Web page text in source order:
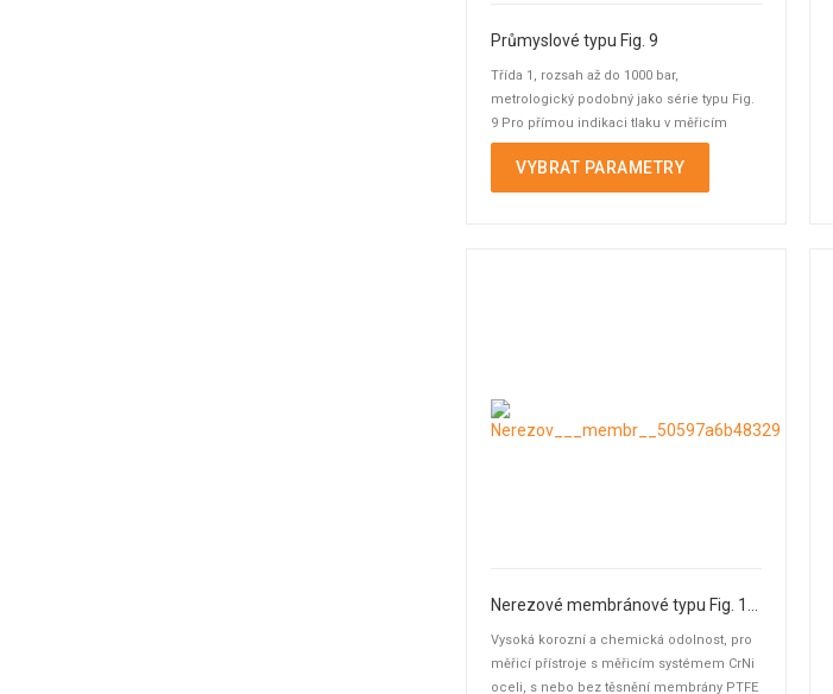
Průmyslové typu Fig. 9
Třída 1, rozsah až do 1000 bar,
metrologický podobný jako série typu Fig.
9 Pro přímou indikaci tlaku v měřicím
bodu a současné ...
VYBRAT PARAMETRY
Vysoká korozní a chemická odolnost, pro
měřicí přístroje s měřicím systémem CrNi
oceli, s nebo bez těsnění membrány PTFE